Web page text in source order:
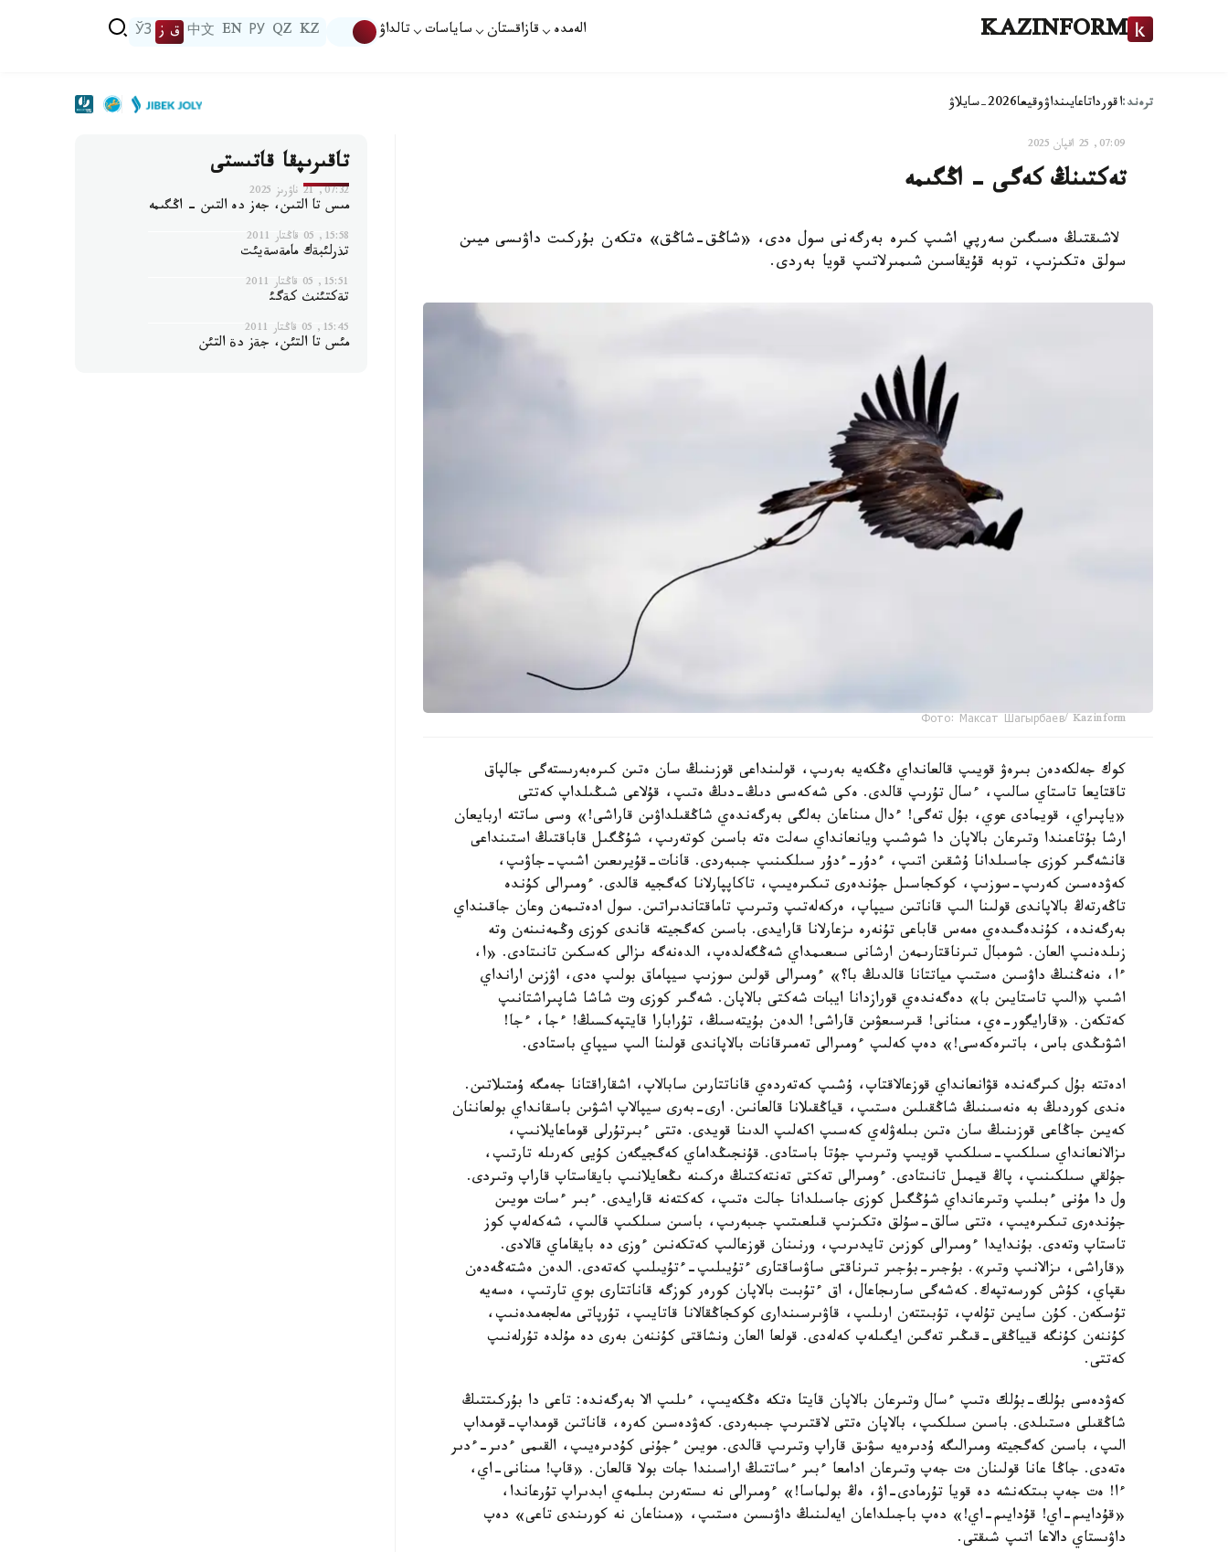
KAZINFORM الەمدە قازاقستان ساياسات تالداۋ KZ
QZ
РУ
EN
中文 ق ز ЎЗ
ترەند:اقورداتاعايىنداۋوقيعا2026-سايلاۋ
07:09, 25 اقپان 2025
تەكتىنڭ كەگى - اڭگىمە
لاشىقتىڭ ەسىگىن سەرپي اشىپ كىرە بەرگەنى سول ەدى، «شاڭق-شاڭق» ەتكەن بۇركىت داۋىسى ميىن
سولق ەتكىزىپ، توبە قۇيقاسىن شىمىرلاتىپ قويا بەردى.
Фото: Максат Шагырбаев/ Kazinform
كوك جەلكەدەن بىرەۋ قويىپ قالعانداي ەڭكەيە بەرىپ، قولىنداعى قوزىنىڭ سان ەتىن كىرەبەرىستەگى جالپاق
تاقتايعا تاستاي سالىپ، ءسال تۇرىپ قالدى. ەكى شەكەسى دىڭ-دىڭ ەتىپ، قۇلاعى شىڭىلداپ كەتتى
«ياپىراي، قويمادى عوي، بۇل تەگى! ءدال مىناعان بەلگى بەرگەندەي شاڭقىلداۋىن قاراشى!» وسى ساتتە اربايعان
ارشا بۇتاعىندا وتىرعان بالاپان دا شوشىپ ويانعانداي سەلت ەتە باسىن كوتەرىپ، شۇڭگىل قاباقتىڭ استىنداعى
قانشەگىر كوزى جاسىلدانا ۇشقىن اتىپ، ءدۇر-ءدۇر سىلكىنىپ جىبەردى. قانات-قۇيرىعىن اشىپ-جاۋىپ،
كەۋدەسىن كەرىپ-سوزىپ، كوكجاسىل جۇندەرى تىكىرەيىپ، تاكاپپارلانا كەگجيە قالدى. ءومىرالى كۇندە
تاڭەرتەڭ بالاپاندى قولىنا الىپ قاناتىن سيپاپ، ەركەلەتىپ وتىرىپ تاماقتاندىراتىن. سول ادەتىمەن وعان جاقىنداي
بەرگەندە، كۇندەگىدەي ەمەس قاباعى تۇنەرە ىزعارلانا قارايدى. باسىن كەگجيتە قاندى كوزى وڭمەنىنەن وتە
زىلدەنىپ العان. شومبال تىرناقتارىمەن ارشانى سىعىمداي شەڭگەلدەپ، الدەنەگە ىزالى كەسكىن تانىتادى. «ا،
ءا، ەنەڭنىڭ داۋسىن ەستىپ مياتتانا قالدىڭ با؟» ءومىرالى قولىن سوزىپ سيپاماق بولىپ ەدى، اۋزىن ارانداي
اشىپ «الىپ تاستايىن با» دەگەندەي قورازدانا ايبات شەكتى بالاپان. شەگىر كوزى وت شاشا شاپىراشتانىپ
كەتكەن. «قارايگور-ەي، مىنانى! قىرسىعۋىن قاراشى! الدەن بۇيتەسىڭ، تۇرابارا قايتپەكسىڭ! ءجا، ءجا!
اشۋىڭدى باس، باتىرەكەسى!» دەپ كەلىپ ءومىرالى تەمىرقانات بالاپاندى قولىنا الىپ سيپاي باستادى.
ادەتتە بۇل كىرگەندە قۋانعانداي قوزعالاقتاپ، ۇشىپ كەتەردەي قاناتتارىن سابالاپ، اشقاراقتانا جەمگە ۇمتىلاتىن.
ەندى كوردىڭ بە ەنەسىنىڭ شاڭقىلىن ەستىپ، قياڭقىلانا قالعانىن. ارى-بەرى سيپالاپ اشۋىن باسقانداي بولعاننان
كەيىن جاڭاعى قوزىنىڭ سان ەتىن بىلەۋلەي كەسىپ اكەلىپ الدىنا قويدى. ەتتى ءبىرتۇرلى قوماعايلانىپ،
ىزالانعانداي سىلكىپ-سىلكىپ قويىپ وتىرىپ جۇتا باستادى. قۇنجىڭداماي كەگجيگەن كۇيى كەرىلە تارتىپ،
جۇلقي سىلكىنىپ، پاڭ قيمىل تانىتادى. ءومىرالى تەكتى تەنتەكتىڭ ەركىنە ىڭعايلانىپ بايقاستاپ قاراپ وتىردى.
ول دا مۇنى ءبىلىپ وتىرعانداي شۇڭگىل كوزى جاسىلدانا جالت ەتىپ، كەكتەنە قارايدى. ءبىر ءسات مويىن
جۇندەرى تىكىرەيىپ، ەتتى سالق-سۇلق ەتكىزىپ قىلعىتىپ جىبەرىپ، باسىن سىلكىپ قالىپ، شەكەلەپ كوز
تاستاپ وتەدى. بۇندايدا ءومىرالى كوزىن تايدىرىپ، ورنىنان قوزعالىپ كەتكەنىن ءوزى دە بايقاماي قالادى.
«قاراشى، ىزالانىپ وتىر». بۇجىر-بۇجىر تىرناقتى ساۋساقتارى ءتۇيىلىپ-ءتۇيىلىپ كەتەدى. الدەن ەشتەڭەدەن
ىقپاي، كۇش كورسەتپەك. كەشەگى سارىجاعال، اق ءتۇبىت بالاپان كورەر كوزگە قاناتتارى بوي تارتىپ، ەسەيە
تۇسكەن. كۇن سايىن تۇلەپ، تۇبىتتەن ارىلىپ، قاۋىرسىندارى كوكجاڭقالانا قاتايىپ، تۇرپاتى مەلجەمدەنىپ،
كۇننەن كۇنگە قيياڭقى-قىڭىر تەگىن ايگىلەپ كەلەدى. قولعا العان ونشاقتى كۇننەن بەرى دە مۇلدە تۇرلەنىپ
كەتتى.
كەۋدەسى بۇلك-بۇلك ەتىپ ءسال وتىرعان بالاپان قايتا ەتكە ەڭكەيىپ، ءىلىپ الا بەرگەندە: تاعى دا بۇركىتتىڭ
شاڭقىلى ەستىلدى. باسىن سىلكىپ، بالاپان ەتتى لاقتىرىپ جىبەردى. كەۋدەسىن كەرە، قاناتىن قومداپ-قومداپ
الىپ، باسىن كەگجيتە ومىرالىگە ۇدىرەيە سۋىق قاراپ وتىرىپ قالدى. مويىن ءجۇنى كۇدىرەيىپ، القىمى ءدىر-ءدىر
ەتەدى. جاڭا عانا قولىنان ەت جەپ وتىرعان ادامعا ءبىر ءساتتىڭ اراسىندا جات بولا قالعان. «قاپ! مىنانى-اي،
ءا! ەت جەپ بىتكەنشە دە قويا تۇرمادى-اۋ، ەڭ بولماسا!» ءومىرالى نە ىستەرىن بىلمەي ابدىراپ تۇرعاندا،
«قۇدايىم-اي! قۇدايىم-اي!» دەپ باجىلداعان ايەلىنىڭ داۋىسىن ەستىپ، «مىناعان نە كورىندى تاعى» دەپ
داۋىستاي دالاعا اتىپ شىقتى.
تاقىرىپقا قاتىستى
07:32, 21 ناۋرىز 2025
مىس تا التىن، جەز دە التىن - اڭگىمە
15:58, 05 قاڭتار 2011
تذرلئبةك مامةسةيئت
15:51, 05 قاڭتار 2011
تةكتئنث كةگئ
15:45, 05 قاڭتار 2011
مئس تا التئن، جةز دة التئن